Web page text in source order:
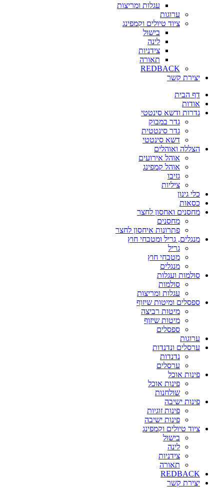
עגלות ומריצות
ערוגות
ציוד טיולים וקמפינג
בישול
לינה
צידניות
תאורה
REDBACK
יצירת קשר
דף הבית
אודות
גדרות ודשא סינטטי
גדר במבוק
גדר סינטטית
דשא סינטטי
הצללה ואוהלים
אוהל אירועים
אוהל קמפינג
גזיבו
ציליות
כלי גינון
כסאות
מחסנים ואחסון לחצר
מחסנים
פתרונות איחסון לחצר
מנגלים, גריל ומטבחי חוץ
גריל
מטבחי חוץ
מנגלים
סולמות ועגלות
סולמות
עגלות ומריצות
ספסלים ומיטות שיזוף
מיטות רביצה
מיטות שיזוף
ספסלים
ערוגות
ערסלים ונדנדות
נדנדות
ערסלים
פינות אוכל
פינות אוכל
שולחנות
פינות ישיבה
פינות זוגיות
פינות ישיבה
ציוד טיולים וקמפינג
בישול
לינה
צידניות
תאורה
REDBACK
יצירת קשר